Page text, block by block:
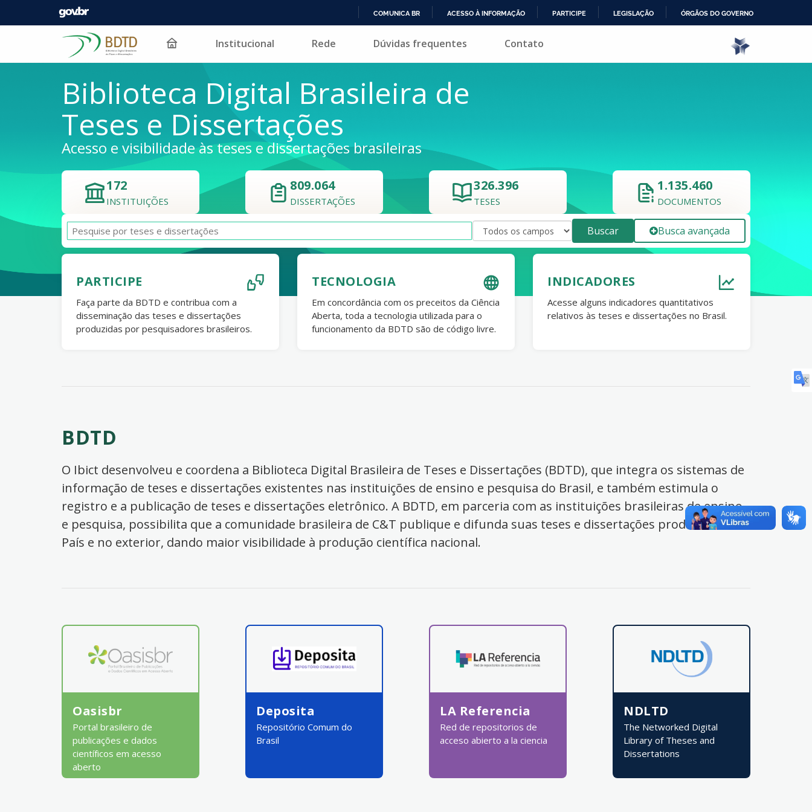
PARA
COMUNICA BR ACESSO À INFORMAÇÃO PARTICIPE LEGISLAÇÃO ÓRGÃOS DO GOVERNO
Pular para o conteúdo Institucional Rede Dúvidas frequentes Contato
Biblioteca Digital Brasileira de
Teses e Dissertações
Acesso e visibilidade às teses e dissertações brasileiras
172
INSTITUIÇÕES
809.064
DISSERTAÇÕES
326.396
TESES
1.135.460
DOCUMENTOS
Buscar Busca avançada
PARTICIPE
Faça parte da BDTD e contribua com a
disseminação das teses e dissertações
produzidas por pesquisadores brasileiros.
TECNOLOGIA
Em concordância com os preceitos da Ciência
Aberta, toda a tecnologia utilizada para o
funcionamento da BDTD são de código livre.
INDICADORES
Acesse alguns indicadores quantitativos
relativos às teses e dissertações no Brasil.
BDTD
O Ibict desenvolveu e coordena a Biblioteca Digital Brasileira de Teses e Dissertações (BDTD), que integra os sistemas de
informação de teses e dissertações existentes nas instituições de ensino e pesquisa do Brasil, e também estimula o
registro e a publicação de teses e dissertações eletrônico. A BDTD, em parceria com as instituições brasileiras de ensino
e pesquisa, possibilita que a comunidade brasileira de C&T publique e difunda suas teses e dissertações produzidas no
País e no exterior, dando maior visibilidade à produção científica nacional.
Oasisbr
Portal brasileiro de
publicações e dados
científicos em acesso
aberto
Deposita
Repositório Comum do
Brasil
LA Referencia
Red de repositorios de
acceso abierto a la ciencia
NDLTD
The Networked Digital
Library of Theses and
Dissertations